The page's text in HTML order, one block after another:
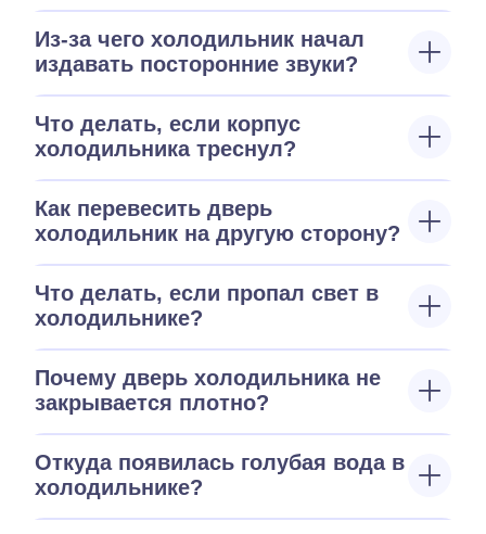
Из-за чего холодильник начал
издавать посторонние звуки?
Что делать, если корпус
холодильника треснул?
Как перевесить дверь
холодильник на другую сторону?
Что делать, если пропал свет в
холодильнике?
Почему дверь холодильника не
закрывается плотно?
Откуда появилась голубая вода в
холодильнике?